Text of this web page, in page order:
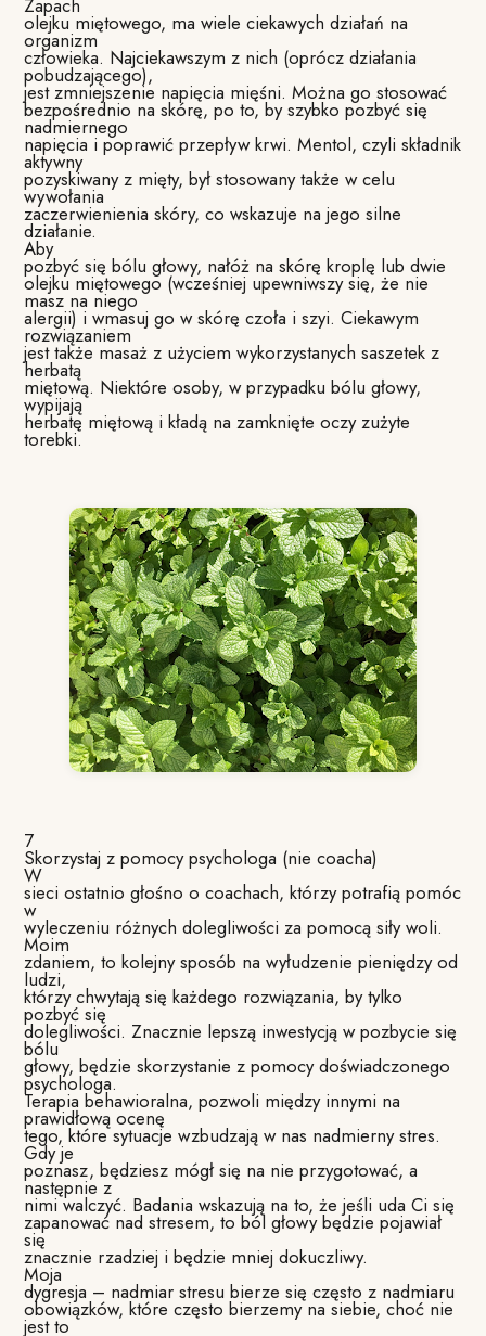
Zapach
olejku miętowego, ma wiele ciekawych działań na
organizm
człowieka. Najciekawszym z nich (oprócz działania
pobudzającego),
jest zmniejszenie napięcia mięśni. Można go stosować
bezpośrednio na skórę, po to, by szybko pozbyć się
nadmiernego
napięcia i poprawić przepływ krwi. Mentol, czyli składnik
aktywny
pozyskiwany z mięty, był stosowany także w celu
wywołania
zaczerwienienia skóry, co wskazuje na jego silne
działanie.
Aby
pozbyć się bólu głowy, nałóż na skórę kroplę lub dwie
olejku miętowego (wcześniej upewniwszy się, że nie
masz na niego
alergii) i wmasuj go w skórę czoła i szyi. Ciekawym
rozwiązaniem
jest także masaż z użyciem wykorzystanych saszetek z
herbatą
miętową. Niektóre osoby, w przypadku bólu głowy,
wypijają
herbatę miętową i kładą na zamknięte oczy zużyte
torebki.
7
Skorzystaj z pomocy psychologa (nie coacha)
W
sieci ostatnio głośno o coachach, którzy potrafią pomóc
w
wyleczeniu różnych dolegliwości za pomocą siły woli.
Moim
zdaniem, to kolejny sposób na wyłudzenie pieniędzy od
ludzi,
którzy chwytają się każdego rozwiązania, by tylko
pozbyć się
dolegliwości. Znacznie lepszą inwestycją w pozbycie się
bólu
głowy, będzie skorzystanie z pomocy doświadczonego
psychologa.
Terapia behawioralna, pozwoli między innymi na
prawidłową ocenę
tego, które sytuacje wzbudzają w nas nadmierny stres.
Gdy je
poznasz, będziesz mógł się na nie przygotować, a
następnie z
nimi walczyć. Badania wskazują na to, że jeśli uda Ci się
zapanować nad stresem, to ból głowy będzie pojawiał
się
znacznie rzadziej i będzie mniej dokuczliwy.
Moja
dygresja – nadmiar stresu bierze się często z nadmiaru
obowiązków, które często bierzemy na siebie, choć nie
jest to